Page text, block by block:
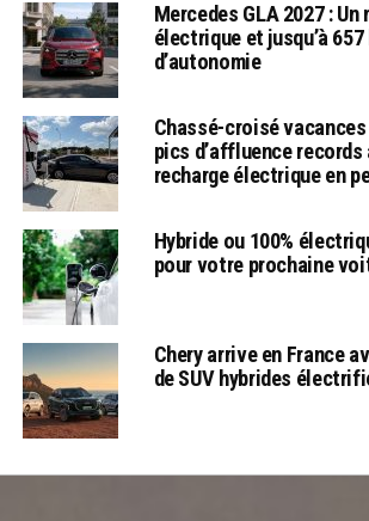
Mercedes GLA 2027 : Un
électrique et jusqu’à 657
d’autonomie
Chassé-croisé vacances
pics d’affluence records
recharge électrique en
Hybride ou 100%
pour votre prochaine
Chery arrive en France
de SUV hybrides